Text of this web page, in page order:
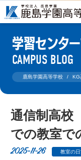
学習センタ
CAMPUS BLOG
鹿島学園高等学校 KG
通信制高
での教室で
2025-11-26 教室の日